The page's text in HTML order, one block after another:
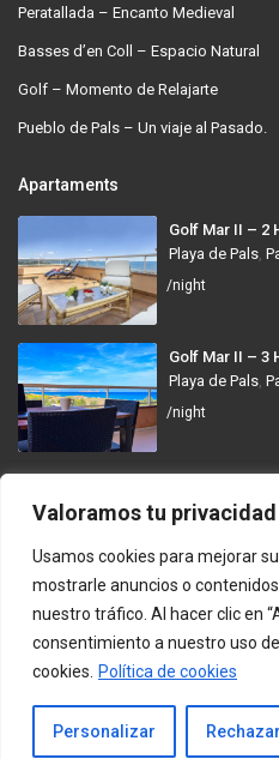
Valoramos tu privacidad
Usamos cookies para mejorar
mostrarle anuncios o
nuestro tráfico. Al hacer clic en
consentimiento a nuestro uso
cookies.
Política de cookies
Personalizar
Peratallada – Encanto Medieval
Basses d’en Coll – Espacio Natural
Golf – Momento de Relajarte
Pueblo de Pals – Un viaje al Pasado.
Apartaments
Golf Mar II – 2
Playa de Pals,
/night
Golf Mar II – 3
Playa de Pals,
/night
GolfMar Pals
info@golfmarpals.com
https://golfmarpals.com/
Política de Privacidad y Condiciones